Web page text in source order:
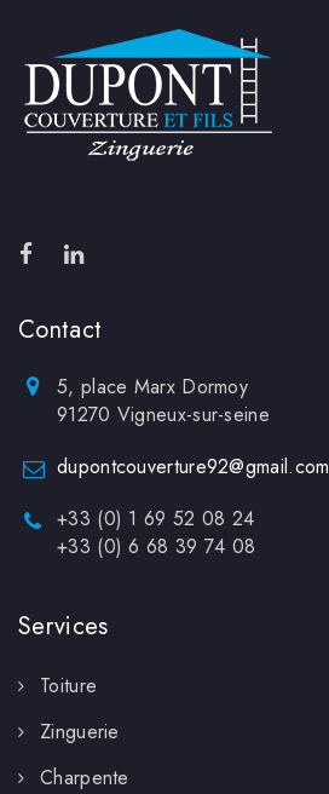
Contact
5, place Marx Dormoy
91270 Vigneux-sur-seine
dupontcouverture92@gmail.com
+33 (0) 1 69 52 08 24
+33 (0) 6 68 39 74 08
Services
Toiture
Zinguerie
Charpente